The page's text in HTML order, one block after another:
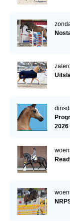
Dekhengsten
Zoek een
2026